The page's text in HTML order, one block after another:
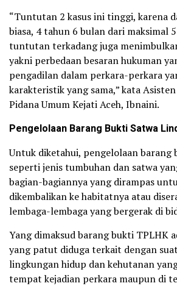
“Tuntutan 2 kasus ini tinggi, karena
biasa, 4 tahun 6 bulan dari maksimal
tuntutan terkadang juga
yakni perbedaan besaran hukuman
pengadilan dalam perkara-perkara
karakteristik yang sama,” kata
Pidana Umum Kejati Aceh, Ibnaini.
Pengelolaan Barang Bukti Satwa
Untuk diketahui, pengelolaan barang
seperti jenis tumbuhan dan satwa
bagian-bagiannya yang dirampas
dikembalikan ke habitatnya atau
lembaga-lembaga yang bergerak di
Yang dimaksud barang bukti TPLHK
yang patut diduga terkait dengan
lingkungan hidup dan kehutanan
tempat kejadian perkara maupun di